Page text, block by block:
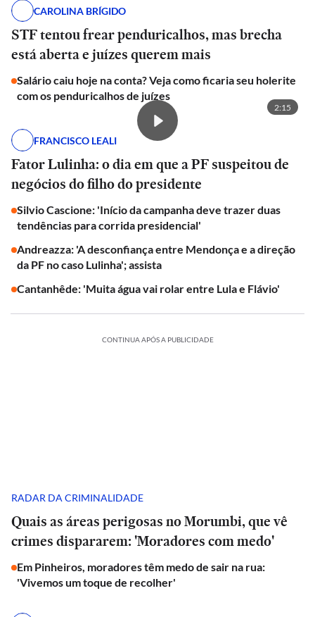
CAROLINA BRÍGIDO
STF tentou frear penduricalhos, mas brecha
está aberta e juízes querem mais
Salário caiu hoje na conta? Veja como ficaria seu holerite
com os penduricalhos de juízes
2:15
FRANCISCO LEALI
Fator Lulinha: o dia em que a PF suspeitou de
negócios do filho do presidente
Silvio Cascione: 'Início da campanha deve trazer duas
tendências para corrida presidencial'
Andreazza: 'A desconfiança entre Mendonça e a direção
da PF no caso Lulinha'; assista
Cantanhêde: 'Muita água vai rolar entre Lula e Flávio'
CONTINUA APÓS A PUBLICIDADE
RADAR DA CRIMINALIDADE
Quais as áreas perigosas no Morumbi, que vê
crimes dispararem: 'Moradores com medo'
Em Pinheiros, moradores têm medo de sair na rua:
'Vivemos um toque de recolher'